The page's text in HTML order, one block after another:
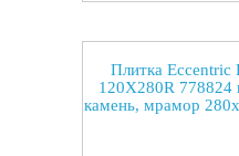
Плитка Eccentric
120X280R 778824
камень, мрамор